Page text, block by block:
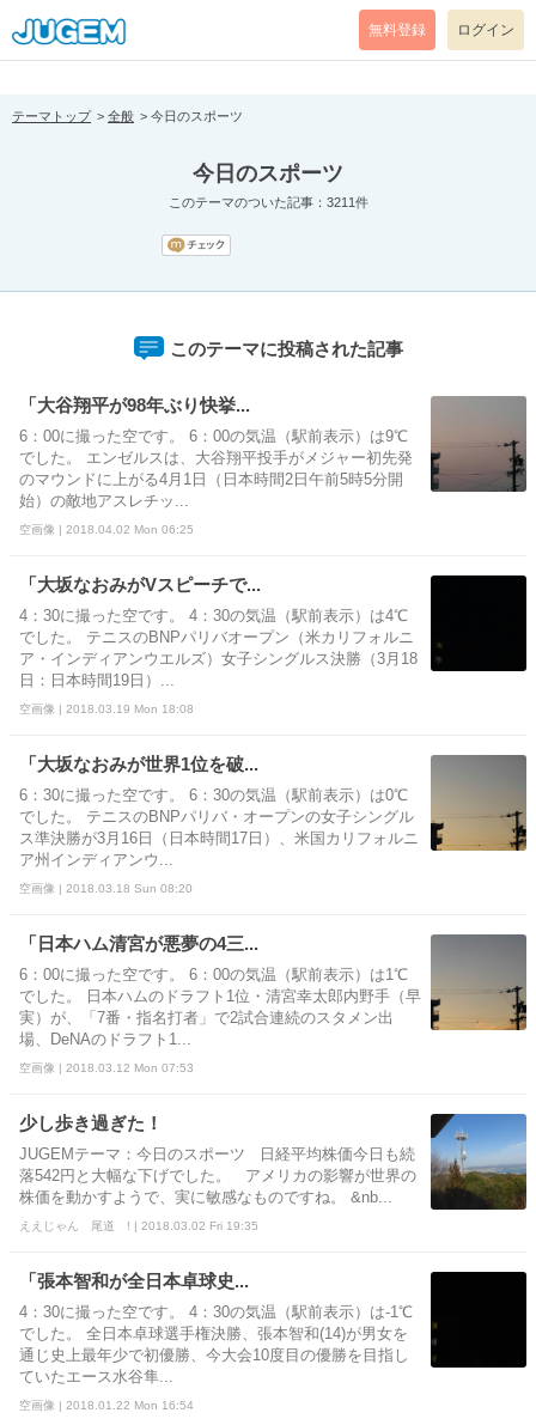
[pear_error: message="Success" code=0 mode=return level=notice
prefix="" info=""]
無料登録 ログイン
テーマトップ 全般 今日のスポーツ
今日のスポーツ
このテーマのついた記事：3211件
このテーマに投稿された記事
「大谷翔平が98年ぶり快挙...
6：00に撮った空です。 6：00の気温（駅前表示）は9℃
でした。 エンゼルスは、大谷翔平投手がメジャー初先発
のマウンドに上がる4月1日（日本時間2日午前5時5分開
始）の敵地アスレチッ...
空画像 | 2018.04.02 Mon 06:25
「大坂なおみがVスピーチで...
4：30に撮った空です。 4：30の気温（駅前表示）は4℃
でした。 テニスのBNPパリバオープン（米カリフォルニ
ア・インディアンウエルズ）女子シングルス決勝（3月18
日：日本時間19日）...
空画像 | 2018.03.19 Mon 18:08
「大坂なおみが世界1位を破...
6：30に撮った空です。 6：30の気温（駅前表示）は0℃
でした。 テニスのBNPパリバ・オープンの女子シングル
ス準決勝が3月16日（日本時間17日）、米国カリフォルニ
ア州インディアンウ...
空画像 | 2018.03.18 Sun 08:20
「日本ハム清宮が悪夢の4三...
6：00に撮った空です。 6：00の気温（駅前表示）は1℃
でした。 日本ハムのドラフト1位・清宮幸太郎内野手（早
実）が、「7番・指名打者」で2試合連続のスタメン出
場、DeNAのドラフト1...
空画像 | 2018.03.12 Mon 07:53
少し歩き過ぎた！
JUGEMテーマ：今日のスポーツ 日経平均株価今日も続
落542円と大幅な下げでした。 アメリカの影響が世界の
株価を動かすようで、実に敏感なものですね。 &nb...
ええじゃん 尾道 ! | 2018.03.02 Fri 19:35
「張本智和が全日本卓球史...
4：30に撮った空です。 4：30の気温（駅前表示）は-1℃
でした。 全日本卓球選手権決勝、張本智和(14)が男女を
通じ史上最年少で初優勝、今大会10度目の優勝を目指し
ていたエース水谷隼...
空画像 | 2018.01.22 Mon 16:54